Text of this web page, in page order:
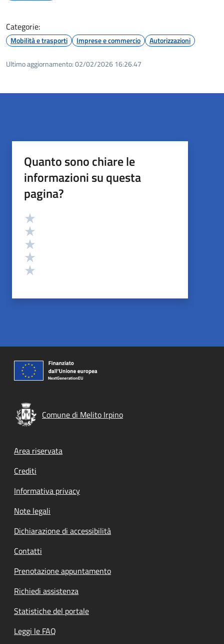
Categorie:
Mobilità e trasporti Imprese e commercio Autorizzazioni
Ultimo aggiornamento:02/02/2026 16:26.47
Quanto sono chiare le
informazioni su questa
pagina?
Valutazione
Comune di Melito Irpino
Footer menu
Area riservata
Crediti
Informativa privacy
Note legali
Dichiarazione di accessibilità
Contatti
Prenotazione appuntamento
Richiedi assistenza
Statistiche del portale
Leggi le FAQ